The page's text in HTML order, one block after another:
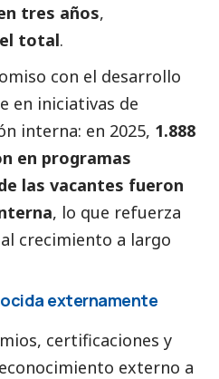
tres años,
total.
con el desarrollo
en iniciativas de
interna: en 2025, 1.888
en programas
las vacantes fueron
, lo que refuerza
crecimiento a largo
externamente
certificaciones y
externo a